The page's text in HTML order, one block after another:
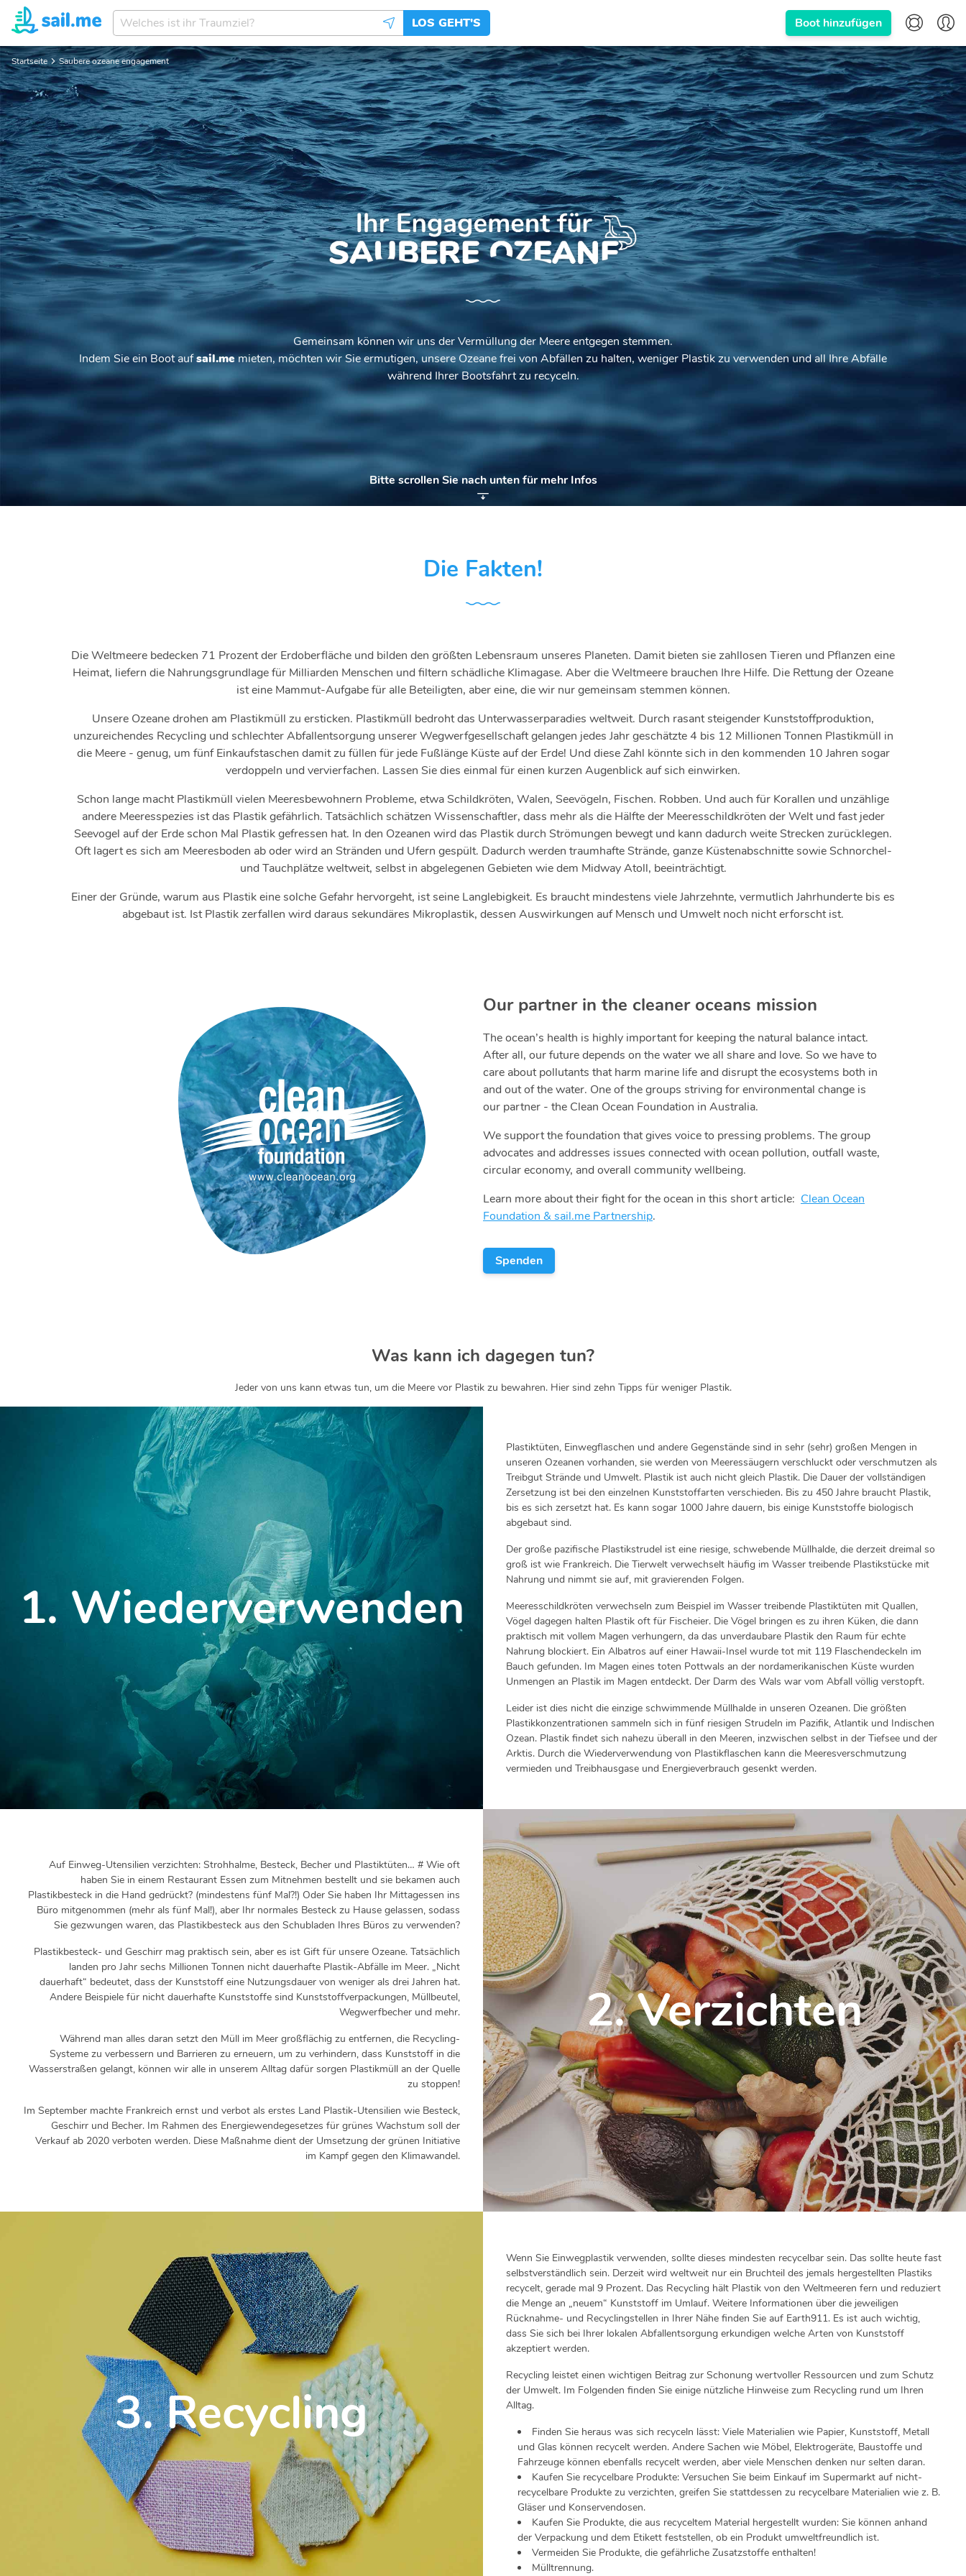
Welches
ist
ihr
Traumziel?
LOS GEHT'S Boot hinzufügen
Startseite Saubere ozeane engagement
Gemeinsam können wir uns der Vermüllung der Meere entgegen stemmen.
Indem Sie ein Boot aufsail.memieten, möchten wir Sie ermutigen, unsere Ozeane frei von Abfällen zu halten, weniger Plastik zu verwenden und all Ihre Abfälle
während Ihrer Bootsfahrt zu recyceln.
Bitte scrollen Sie nach unten für mehr Infos
Die Fakten!
Die Weltmeere bedecken 71 Prozent der Erdoberfläche und bilden den größten Lebensraum unseres Planeten. Damit bieten sie zahllosen Tieren und Pflanzen eine
Heimat, liefern die Nahrungsgrundlage für Milliarden Menschen und filtern schädliche Klimagase. Aber die Weltmeere brauchen Ihre Hilfe. Die Rettung der Ozeane
ist eine Mammut-Aufgabe für alle Beteiligten, aber eine, die wir nur gemeinsam stemmen können.
Unsere Ozeane drohen am Plastikmüll zu ersticken. Plastikmüll bedroht das Unterwasserparadies weltweit. Durch rasant steigender Kunststoffproduktion,
unzureichendes Recycling und schlechter Abfallentsorgung unserer Wegwerfgesellschaft gelangen jedes Jahr geschätzte 4 bis 12 Millionen Tonnen Plastikmüll in
die Meere - genug, um fünf Einkaufstaschen damit zu füllen für jede Fußlänge Küste auf der Erde! Und diese Zahl könnte sich in den kommenden 10 Jahren sogar
verdoppeln und vervierfachen. Lassen Sie dies einmal für einen kurzen Augenblick auf sich einwirken.
Schon lange macht Plastikmüll vielen Meeresbewohnern Probleme, etwa Schildkröten, Walen, Seevögeln, Fischen. Robben. Und auch für Korallen und unzählige
andere Meeresspezies ist das Plastik gefährlich. Tatsächlich schätzen Wissenschaftler, dass mehr als die Hälfte der Meeresschildkröten der Welt und fast jeder
Seevogel auf der Erde schon Mal Plastik gefressen hat. In den Ozeanen wird das Plastik durch Strömungen bewegt und kann dadurch weite Strecken zurücklegen.
Oft lagert es sich am Meeresboden ab oder wird an Stränden und Ufern gespült. Dadurch werden traumhafte Strände, ganze Küstenabschnitte sowie Schnorchel-
und Tauchplätze weltweit, selbst in abgelegenen Gebieten wie dem Midway Atoll, beeinträchtigt.
Einer der Gründe, warum aus Plastik eine solche Gefahr hervorgeht, ist seine Langlebigkeit. Es braucht mindestens viele Jahrzehnte, vermutlich Jahrhunderte bis es
abgebaut ist. Ist Plastik zerfallen wird daraus sekundäres Mikroplastik, dessen Auswirkungen auf Mensch und Umwelt noch nicht erforscht ist.
Our partner in the cleaner oceans mission
The ocean’s health is highly important for keeping the natural balance intact.
After all, our future depends on the water we all share and love. So we have to
care about pollutants that harm marine life and disrupt the ecosystems both in
and out of the water. One of the groups striving for environmental change is
our partner - the Clean Ocean Foundation in Australia.
We support the foundation that gives voice to pressing problems. The group
advocates and addresses issues connected with ocean pollution, outfall waste,
circular economy, and overall community wellbeing.
Learn more about their fight for the ocean in this short article: Clean Ocean
Foundation & sail.me Partnership.
Spenden
Was kann ich dagegen tun?
Jeder von uns kann etwas tun, um die Meere vor Plastik zu bewahren. Hier sind zehn Tipps für weniger Plastik.
1. Wiederverwenden
Plastiktüten, Einwegflaschen und andere Gegenstände sind in sehr (sehr) großen Mengen in
unseren Ozeanen vorhanden, sie werden von Meeressäugern verschluckt oder verschmutzen als
Treibgut Strände und Umwelt. Plastik ist auch nicht gleich Plastik. Die Dauer der vollständigen
Zersetzung ist bei den einzelnen Kunststoffarten verschieden. Bis zu 450 Jahre braucht Plastik,
bis es sich zersetzt hat. Es kann sogar 1000 Jahre dauern, bis einige Kunststoffe biologisch
abgebaut sind.
Der große pazifische Plastikstrudel ist eine riesige, schwebende Müllhalde, die derzeit dreimal so
groß ist wie Frankreich. Die Tierwelt verwechselt häufig im Wasser treibende Plastikstücke mit
Nahrung und nimmt sie auf, mit gravierenden Folgen.
Meeresschildkröten verwechseln zum Beispiel im Wasser treibende Plastiktüten mit Quallen,
Vögel dagegen halten Plastik oft für Fischeier. Die Vögel bringen es zu ihren Küken, die dann
praktisch mit vollem Magen verhungern, da das unverdaubare Plastik den Raum für echte
Nahrung blockiert. Ein Albatros auf einer Hawaii-Insel wurde tot mit 119 Flaschendeckeln im
Bauch gefunden. Im Magen eines toten Pottwals an der nordamerikanischen Küste wurden
Unmengen an Plastik im Magen entdeckt. Der Darm des Wals war vom Abfall völlig verstopft.
Leider ist dies nicht die einzige schwimmende Müllhalde in unseren Ozeanen. Die größten
Plastikkonzentrationen sammeln sich in fünf riesigen Strudeln im Pazifik, Atlantik und Indischen
Ozean. Plastik findet sich nahezu überall in den Meeren, inzwischen selbst in der Tiefsee und der
Arktis. Durch die Wiederverwendung von Plastikflaschen kann die Meeresverschmutzung
vermieden und Treibhausgase und Energieverbrauch gesenkt werden.
Auf Einweg-Utensilien verzichten: Strohhalme, Besteck, Becher und Plastiktüten… # Wie oft
haben Sie in einem Restaurant Essen zum Mitnehmen bestellt und sie bekamen auch
Plastikbesteck in die Hand gedrückt? (mindestens fünf Mal?!) Oder Sie haben Ihr Mittagessen ins
Büro mitgenommen (mehr als fünf Mal!), aber Ihr normales Besteck zu Hause gelassen, sodass
Sie gezwungen waren, das Plastikbesteck aus den Schubladen Ihres Büros zu verwenden?
Plastikbesteck- und Geschirr mag praktisch sein, aber es ist Gift für unsere Ozeane. Tatsächlich
landen pro Jahr sechs Millionen Tonnen nicht dauerhafte Plastik-Abfälle im Meer. „Nicht
dauerhaft“ bedeutet, dass der Kunststoff eine Nutzungsdauer von weniger als drei Jahren hat.
Andere Beispiele für nicht dauerhafte Kunststoffe sind Kunststoffverpackungen, Müllbeutel,
Wegwerfbecher und mehr.
Während man alles daran setzt den Müll im Meer großflächig zu entfernen, die Recycling-
Systeme zu verbessern und Barrieren zu erneuern, um zu verhindern, dass Kunststoff in die
Wasserstraßen gelangt, können wir alle in unserem Alltag dafür sorgen Plastikmüll an der Quelle
zu stoppen!
Im September machte Frankreich ernst und verbot als erstes Land Plastik-Utensilien wie Besteck,
Geschirr und Becher. Im Rahmen des Energiewendegesetzes für grünes Wachstum soll der
Verkauf ab 2020 verboten werden. Diese Maßnahme dient der Umsetzung der grünen Initiative
im Kampf gegen den Klimawandel.
2. Verzichten
3. Recycling
Wenn Sie Einwegplastik verwenden, sollte dieses mindesten recycelbar sein. Das sollte heute fast
selbstverständlich sein. Derzeit wird weltweit nur ein Bruchteil des jemals hergestellten Plastiks
recycelt, gerade mal 9 Prozent. Das Recycling hält Plastik von den Weltmeeren fern und reduziert
die Menge an „neuem“ Kunststoff im Umlauf. Weitere Informationen über die jeweiligen
Rücknahme- und Recyclingstellen in Ihrer Nähe finden Sie auf Earth911. Es ist auch wichtig,
dass Sie sich bei Ihrer lokalen Abfallentsorgung erkundigen welche Arten von Kunststoff
akzeptiert werden.
Recycling leistet einen wichtigen Beitrag zur Schonung wertvoller Ressourcen und zum Schutz
der Umwelt. Im Folgenden finden Sie einige nützliche Hinweise zum Recycling rund um Ihren
Alltag.
Finden Sie heraus was sich recyceln lässt: Viele Materialien wie Papier, Kunststoff, Metall
und Glas können recycelt werden. Andere Sachen wie Möbel, Elektrogeräte, Baustoffe und
Fahrzeuge können ebenfalls recycelt werden, aber viele Menschen denken nur selten daran.
Kaufen Sie recycelbare Produkte: Versuchen Sie beim Einkauf im Supermarkt auf nicht-
recycelbare Produkte zu verzichten, greifen Sie stattdessen zu recycelbare Materialien wie z. B.
Gläser und Konservendosen.
Kaufen Sie Produkte, die aus recyceltem Material hergestellt wurden: Sie können anhand
der Verpackung und dem Etikett feststellen, ob ein Produkt umweltfreundlich ist.
Vermeiden Sie Produkte, die gefährliche Zusatzstoffe enthalten!
Mülltrennung.